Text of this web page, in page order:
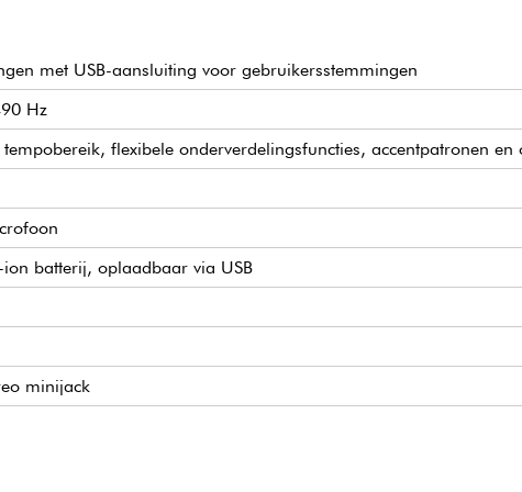
op ±0,1 cent (1/1000e van
van Peterson's eigen
display aan, pas het aan
stemapparaat dat precies
met USB-aansluiting voor gebruikersstemmingen
Hz
flexibele onderverdelingsfuncties, accentpatronen
batterij, oplaadbaar via USB
minijack